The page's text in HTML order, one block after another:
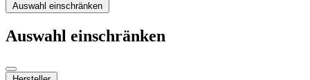
Auswahl einschränken
Auswahl einschränken